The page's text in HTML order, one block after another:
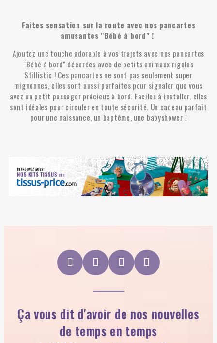
Faites sensation sur la route avec nos pancartes
amusantes "Bébé à bord" !
Ajoutez une touche adorable à vos trajets avec nos pancartes
"Bébé à bord" décorées avec de petits animaux rigolos
Stillistic ! Ces pancartes ne sont pas seulement super
mignonnes, elles sont aussi parfaites pour signaler que vous
avez un petit passager précieux à bord. Faciles à installer, elles
sont idéales pour circuler en toute sécurité. Un cadeau parfait
pour une naissance, un baptême, une babyshower !
Ça vous dit d'avoir de nos nouvelles
de temps en temps